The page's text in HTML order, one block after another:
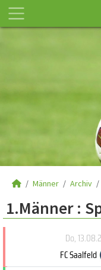
Männer Archiv
1.Männer :
Do,
FC Saalfeld